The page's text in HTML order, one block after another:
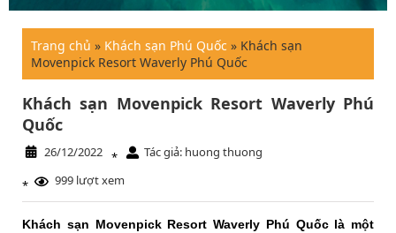
Trang chủ » Khách sạn Phú Quốc » Khách sạn
Movenpick Resort Waverly Phú Quốc
Khách sạn Movenpick Resort Waverly Phú
Quốc
26/12/2022 * Tác giả: huong thuong
* 999 lượt xem
Khách sạn Movenpick Resort Waverly Phú Quốc là một